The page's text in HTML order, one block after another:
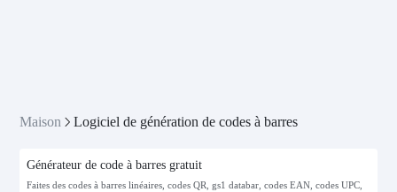
Maison Logiciel de génération de codes à barres
Générateur de code à barres gratuit
Faites des codes à barres linéaires, codes QR, gs1 databar, codes EAN, codes UPC,